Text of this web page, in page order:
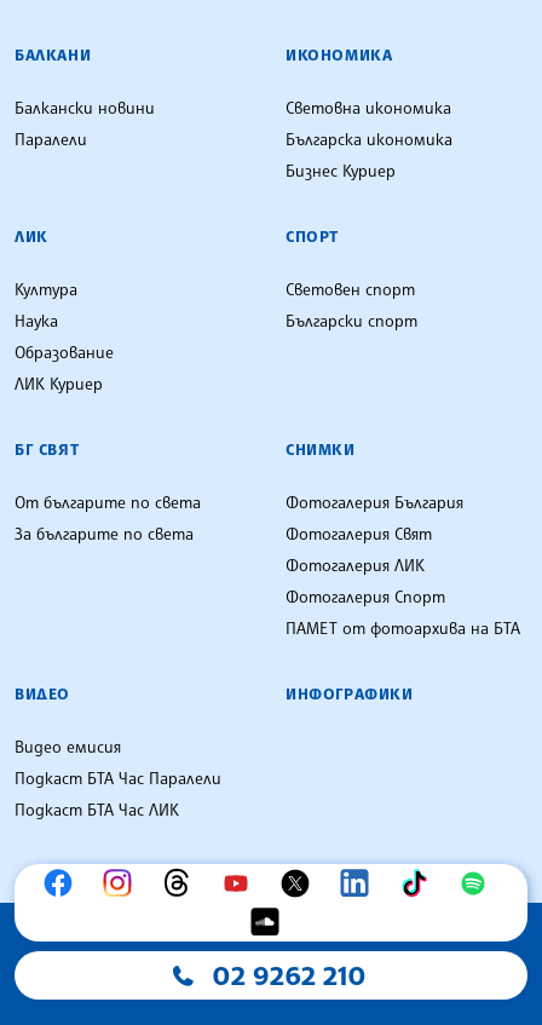
БАЛКАНИ
Балкански новини
Паралели
ИКОНОМИКА
Световна икономика
Българска икономика
Бизнес Куриер
ЛИК
Култура
Наука
Образование
ЛИК Куриер
СПОРТ
Световен спорт
Български спорт
БГ СВЯТ
От българите по света
За българите по света
СНИМКИ
Фотогалерия България
Фотогалерия Свят
Фотогалерия ЛИК
Фотогалерия Спорт
ПАМЕТ от фотоархива на БТА
ВИДЕО
Видео емисия
Подкаст БТА Час Паралели
Подкаст БТА Час ЛИК
ИНФОГРАФИКИ
02 9262 210